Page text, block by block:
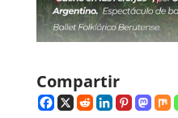
Compartir